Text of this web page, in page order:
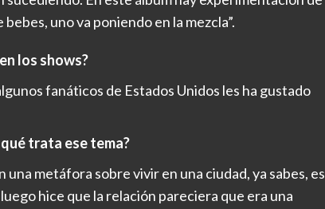
uno va poniendo en la mezcla”.
los shows?
fanáticos de Estados Unidos les ha gustado
trata ese tema?
metáfora sobre vivir en una ciudad, ya sabes, es
hice que la relación pareciera que era una